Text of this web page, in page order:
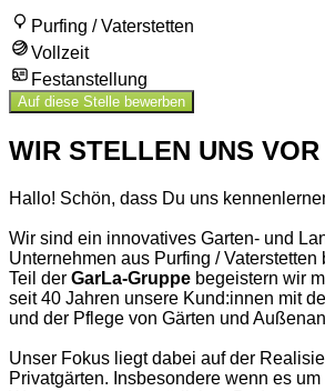
Purfing / Vaterstetten
Vollzeit
Festanstellung
Auf diese Stelle bewerben
WIR STELLEN UNS VOR
Hallo! Schön, dass Du uns
Wir sind ein innovatives Garten- und
Unternehmen aus Purfing / Vaterstetten
Teil der GarLa-Gruppe begeistern wir
seit 40 Jahren unsere Kund:innen mit
und der Pflege von Gärten und
Unser Fokus liegt dabei auf der
Privatgärten. Insbesondere wenn es